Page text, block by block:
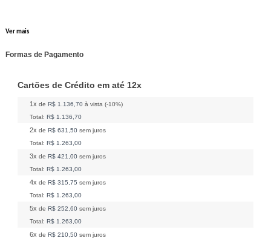
Ver mais
Formas de Pagamento
Cartões de Crédito em até 12x
1x de R$ 1.136,70 à vista (-10%)
Total: R$ 1.136,70
2x de R$ 631,50 sem juros
Total: R$ 1.263,00
3x de R$ 421,00 sem juros
Total: R$ 1.263,00
4x de R$ 315,75 sem juros
Total: R$ 1.263,00
5x de R$ 252,60 sem juros
Total: R$ 1.263,00
6x de R$ 210,50 sem juros